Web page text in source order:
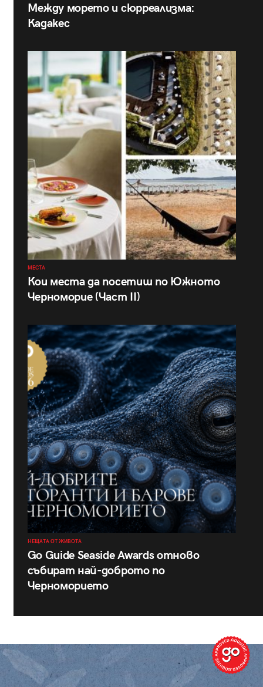
Между морето и сюрреализма:
Кадакес
МЕСТА
Кои места да посетиш по Южното
Черноморие (Част II)
НЕЩАТА ОТ ЖИВОТА
Go Guide Seaside Awards отново
събират най-доброто по
Черноморието